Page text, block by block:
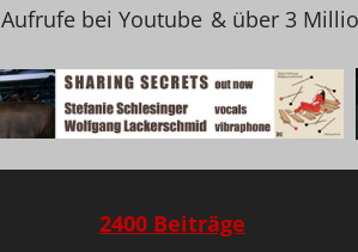
bei Youtube & über 3
2400 Beiträge